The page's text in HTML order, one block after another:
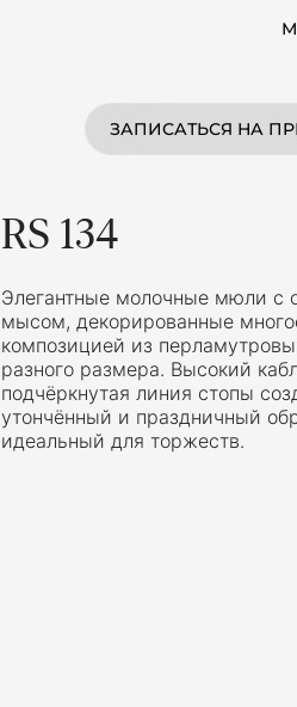
ЗАПИСАТЬСЯ НА
RS 134
Элегантные молочные мюли с
мысом, декорированные
композицией из
разного размера. Высокий
подчёркнутая линия стопы
утончённый и праздничный
идеальный для торжеств.